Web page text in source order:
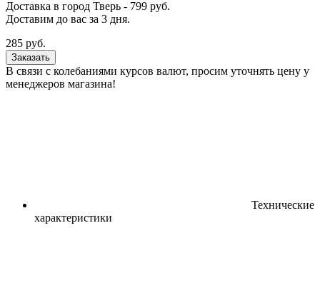
Доставка в город Тверь - 799 руб.
Доставим до вас за 3 дня.
285 руб.
Заказать
В связи с колебаниями курсов валют, просим уточнять цену у
менеджеров магазина!
Технические
характеристики